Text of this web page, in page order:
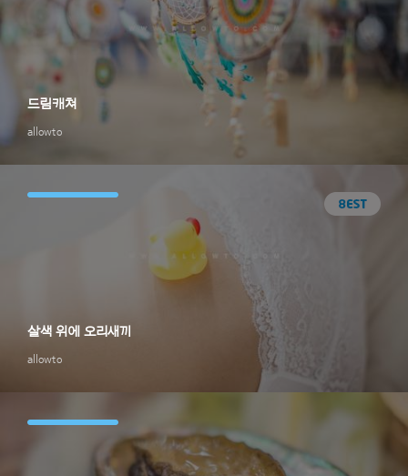
allowto
드림캐쳐
allowto
살색 위에 오리새끼